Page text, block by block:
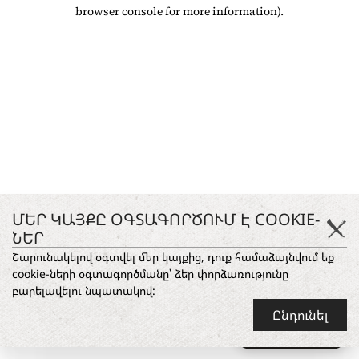
ՄԵՐ ԿԱՅՔԸ ՕԳՏԱԳՈՐԾՈՒՄ Է COOKIE-
ՆԵՐ
Շարունակելով օգտվել մեր կայքից, դուք համաձայնվում եք
cookie-ների օգտագործմանը՝ ձեր փորձառությունը
բարելավելու նպատակով:
Ընդունել
browser console for more information).
✦Ask anything